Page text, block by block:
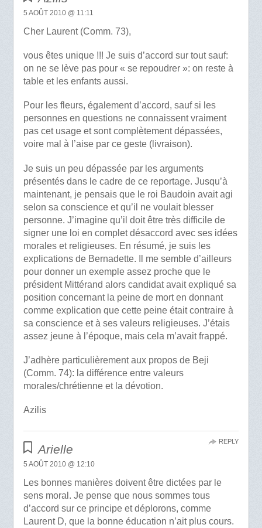
5 AOÛT 2010 @ 11:11
Cher Laurent (Comm. 73),
vous êtes unique !!! Je suis d’accord sur tout sauf:
on ne se lève pas pour « se repoudrer »: on reste à
table et les enfants aussi.
Pour les fleurs, également d’accord, sauf si les
personnes en questions ne connaissent vraiment
pas cet usage et sont complètement dépassées,
voire mal à l’aise par ce geste (livraison).
Je suis un peu dépassée par les arguments
présentés dans le cadre de ce reportage. Jusqu’à
maintenant, je pensais que le roi Baudoin avait agi
selon sa conscience et qu’il ne voulait blesser
personne. J’imagine qu’il doit être très difficile de
signer une loi en complet désaccord avec ses idées
morales et religieuses. En résumé, je suis les
explications de Bernadette. Il me semble d’ailleurs
pour donner un exemple assez proche que le
président Mittérand alors candidat avait expliqué sa
position concernant la peine de mort en donnant
comme explication que cette peine était contraire à
sa conscience et à ses valeurs religieuses. J’étais
assez jeune à l’époque, mais cela m’avait frappé.
J’adhère particulièrement aux propos de Beji
(Comm. 74): la différence entre valeurs
morales/chrétienne et la dévotion.
Azilis
Arielle
5 AOÛT 2010 @ 12:10
Les bonnes manières doivent être dictées par le
sens moral. Je pense que nous sommes tous
d’accord sur ce principe et déplorons, comme
Laurent D, que la bonne éducation n’ait plus cours.
REPLY